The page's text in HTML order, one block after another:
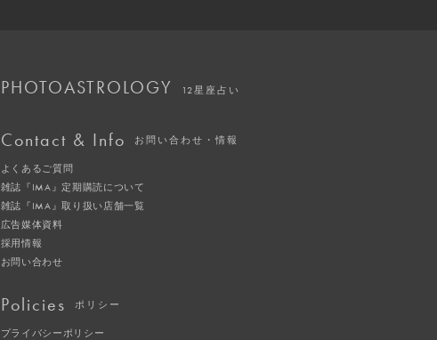
PHOTOASTROLOGY 12星座占い
Contact & Info お問い合わせ・情報
よくあるご質問
雑誌『IMA』定期購読について
雑誌『IMA』取り扱い店舗一覧
広告媒体資料
採用情報
お問い合わせ
Policies ポリシー
プライバシーポリシー